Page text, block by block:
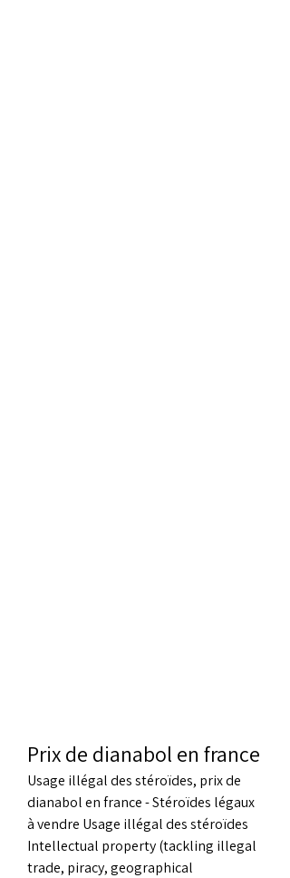
Prix de dianabol en france
Usage illégal des stéroïdes, prix de
dianabol en france - Stéroïdes légaux
à vendre Usage illégal des stéroïdes
Intellectual property (tackling illegal
trade, piracy, geographical